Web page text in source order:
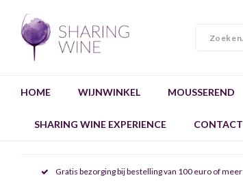
HOME WIJNWINKEL MOUSSEREND
SHARING WINE EXPERIENCE CONTACT
Gratis bezorging bij bestelling van 100 euro of meer